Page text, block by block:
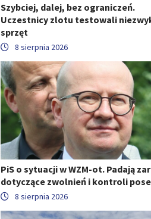
Szybciej, dalej, bez ograniczeń.
Uczestnicy zlotu testowali
sprzęt
8 sierpnia 2026
PiS o sytuacji w WZM-ot. Padają
dotyczące zwolnień i kontroli
8 sierpnia 2026